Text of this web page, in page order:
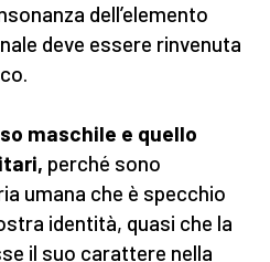
dell’elemento
deve essere rinvenuta
maschile e quello
perché sono
umana che è specchio
identità, quasi che la
il suo carattere nella